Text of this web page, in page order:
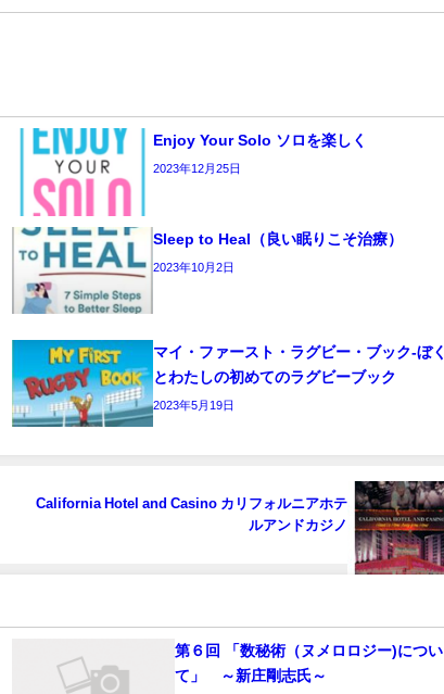
Enjoy Your Solo ソロを楽しく
2023年12月25日
Sleep to Heal（良い眠りこそ治療）
2023年10月2日
マイ・ファースト・ラグビー・ブック‐ぼく
とわたしの初めてのラグビーブック
2023年5月19日
California Hotel and Casino カリフォルニアホテ
ルアンドカジノ
第６回 「数秘術（ヌメロロジー)につい
て」 ～新庄剛志氏～